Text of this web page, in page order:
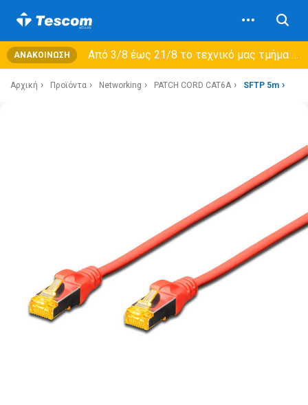
ΑΝΑΚΟΊΝΩΣΗ Από 3/8 έως 21/8 τo τεχνικό μας τμήμα θα εξυπηρετεί μόνο συμβόλαια συντήρησης και όχι νέες παραλαβές →
Αρχική Προϊόντα Networking PATCH CORD CAT6A SFTP 5m